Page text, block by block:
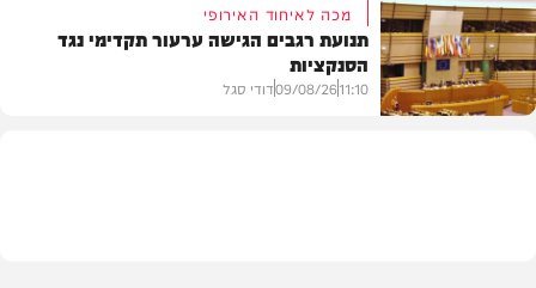
חדשות
מכה לאיחוד האירופי
תנועת רגבים הגישה ערעור תקדימי נגד
הסנקציות
11:10
09/08/26דודי סגל